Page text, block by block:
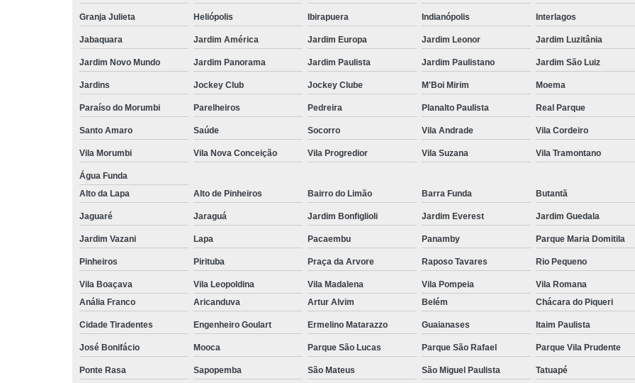
Granja Julieta Heliópolis Ibirapuera Indianópolis Interlagos
Jabaquara Jardim América Jardim Europa Jardim Leonor Jardim Luzitânia
Jardim Novo Mundo Jardim Panorama Jardim Paulista Jardim Paulistano Jardim São Luiz
Jardins Jockey Club Jockey Clube M'Boi Mirim Moema
Paraíso do Morumbi Parelheiros Pedreira Planalto Paulista Real Parque
Santo Amaro Saúde Socorro Vila Andrade Vila Cordeiro
Vila Morumbi Vila Nova Conceição Vila Progredior Vila Suzana Vila Tramontano
Água Funda
Alto da Lapa
Alto de Pinheiros Bairro do Limão Barra Funda Butantã
Jaguaré Jaraguá Jardim Bonfiglioli Jardim Everest Jardim Guedala
Jardim Vazani Lapa Pacaembu Panamby Parque Maria Domitila
Pinheiros Pirituba Praça da Arvore Raposo Tavares Rio Pequeno
Vila Boaçava Vila Leopoldina Vila Madalena Vila Pompeia Vila Romana
Anália Franco
Aricanduva Artur Alvim Belém Chácara do Piqueri
Cidade Tiradentes Engenheiro Goulart Ermelino Matarazzo Guaianases Itaim Paulista
José Bonifácio Mooca Parque São Lucas Parque São Rafael Parque Vila Prudente
Ponte Rasa Sapopemba São Mateus São Miguel Paulista Tatuapé